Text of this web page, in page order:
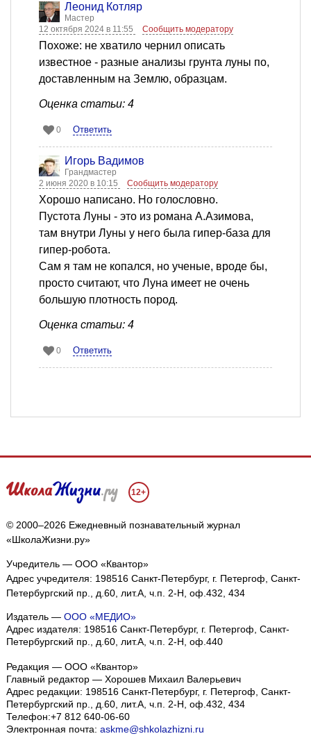
Леонид Котляр
Мастер
12 октября 2024 в 11:55
Сообщить модератору
Похоже: не хватило чернил описать
известное - разные анализы грунта луны по,
доставленным на Землю, образцам.
Оценка статьи: 4
0 Ответить
Игорь Вадимов
Грандмастер
2 июня 2020 в 10:15
Сообщить модератору
Хорошо написано. Но голословно.
Пустота Луны - это из романа А.Азимова,
там внутри Луны у него была гипер-база для
гипер-робота.
Сам я там не копался, но ученые, вроде бы,
просто считают, что Луна имеет не очень
большую плотность пород.
Оценка статьи: 4
0 Ответить
12+
© 2000–2026 Ежедневный познавательный журнал
«ШколаЖизни.ру»
Учредитель — ООО «Квантор»
Адрес учредителя: 198516 Санкт-Петербург, г. Петергоф, Санкт-
Петербургский пр., д.60, лит.А, ч.п. 2-Н, оф.432, 434
Издатель — ООО «МЕДИО»
Адрес издателя: 198516 Санкт-Петербург, г. Петергоф, Санкт-
Петербургский пр., д.60, лит.А, ч.п. 2-Н, оф.440
Редакция — ООО «Квантор»
Главный редактор — Хорошев Михаил Валерьевич
Адрес редакции: 198516 Санкт-Петербург, г. Петергоф, Санкт-
Петербургский пр., д.60, лит.А, ч.п. 2-Н, оф.432, 434
Телефон:+7 812 640-06-60
Электронная почта: askme@shkolazhizni.ru